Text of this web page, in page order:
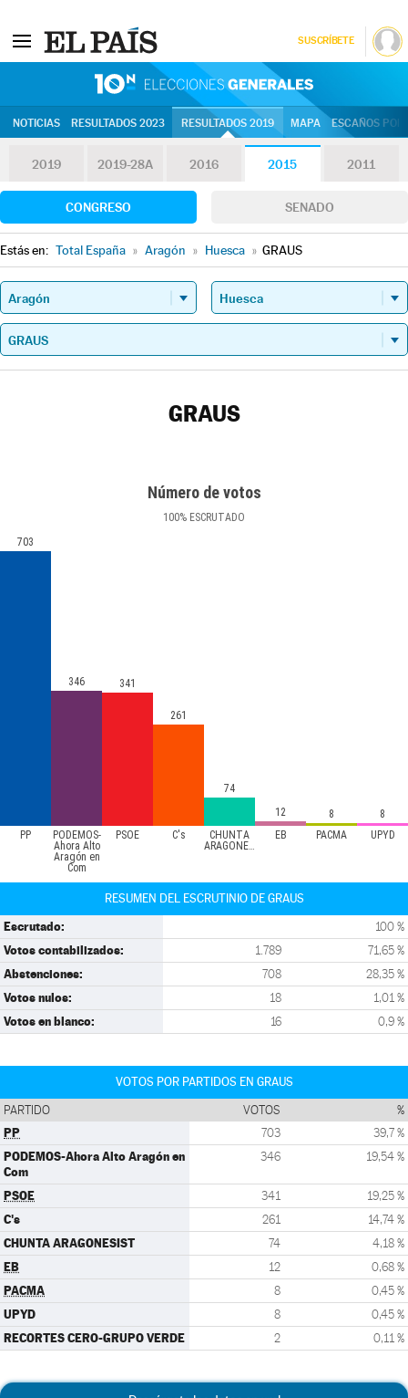
SUSCRÍBETE
NOTICIAS RESULTADOS 2023 RESULTADOS 2019 MAPA ESCAÑOS
2019 2019-28A 2016 2015 2011
CONGRESO SENADO
Estás en: Total España » Aragón » Huesca » GRAUS
GRAUS
Número de votos
100% ESCRUTADO
PP
PODEMOS-
Ahora Alto
Aragón en
Com
PSOE C's
CHUNTA
ARAGONESIST
EB PACMA UPYD
703
346 341
261
74
12
8 8
RESUMEN DEL ESCRUTINIO DE GRAUS
Escrutado: 100 %
Votos contabilizados: 1.789 71,65 %
Abstenciones: 708 28,35 %
Votos nulos: 18 1,01 %
Votos en blanco: 16 0,9 %
VOTOS POR PARTIDOS EN GRAUS
PARTIDO VOTOS %
PP 703 39,7 %
PODEMOS-Ahora Alto Aragón en
Com
346 19,54 %
PSOE 341 19,25 %
C's 261 14,74 %
CHUNTA ARAGONESIST 74 4,18 %
EB 12 0,68 %
PACMA 8 0,45 %
UPYD 8 0,45 %
RECORTES CERO-GRUPO VERDE 2 0,11 %